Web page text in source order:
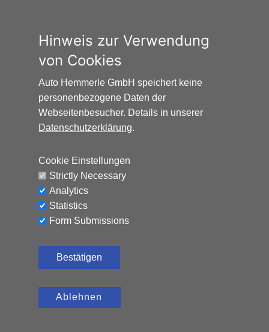
12.990€
Automatik
CO₂-Emissionen (kombiniert): 120 g/km, Kraftstoffverbrauch
Hinweis zur Verwendung
von Cookies
Auto Hemmerle GmbH speichert keine
personenbezogene Daten der
Webseitenbesucher. Details in unserer
Datenschutzerklärung.
Cookie Einstellungen
Strictly Necessary
Analytics
Statistics
Form Submissions
Bestätigen
Ablehnen